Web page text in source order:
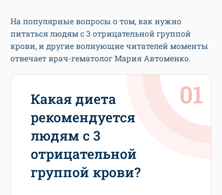
На популярные вопросы о том, как нужно
питаться людям с 3 отрицательной группой
крови, и другие волнующие читателей моменты
отвечает врач-гематолог Мария Автоменко.
Какая диета
рекомендуется
людям с 3
отрицательной
группой крови?